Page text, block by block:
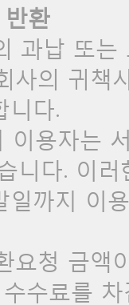
환
과납 또
사의 귀책
니다.
이용자는
니다. 이
일까지 이
요청 금액
수료를